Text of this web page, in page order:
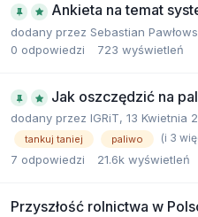
Ankieta na temat
dodany przez Sebastian
0 odpowiedzi 723 wyświetleń
Jak oszczędzić na
dodany przez IGRiT, 13 Kwietnia
tankuj taniej paliwo (i 3
7 odpowiedzi 21.6k wyświetleń
Przyszłość rolnictwa w